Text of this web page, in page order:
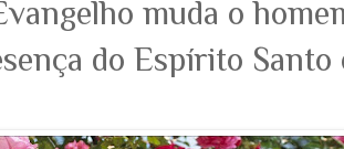
muda o
do Espírito Santo